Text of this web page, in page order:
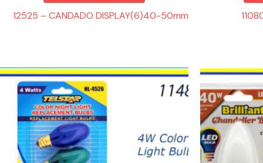
12525 – CANDADO DISPLAY(6)40-50mm
11489
LIGHT
COLORES
49515
-
BOMBILLA
40W
quantity